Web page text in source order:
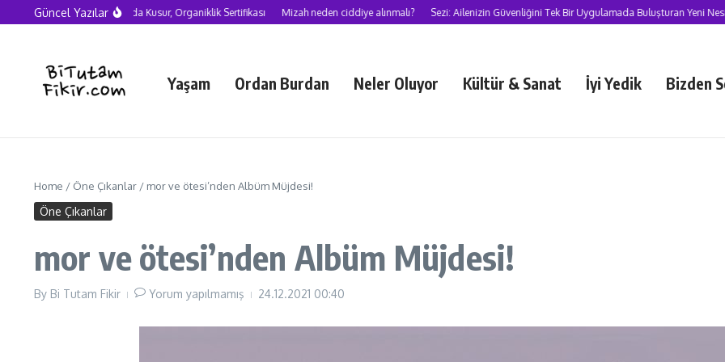
Skip to content
Güncel Yazılar
Yapay Zekâ Çağında Kusur, Organiklik Sertifikası Mizah neden ciddiye alınmalı? Sezi: Ailenizin Güvenliğini Tek Bir Uygulamada Buluşturan Yeni Nesil
Yaşam Ordan Burdan Neler Oluyor Kültür & Sanat İyi Yedik Bizden
Home / Öne Çıkanlar / mor ve ötesi’nden Albüm Müjdesi!
Öne Çıkanlar
mor ve ötesi’nden Albüm Müjdesi!
By Bi Tutam Fikir Yorum yapılmamış 24.12.2021 00:40